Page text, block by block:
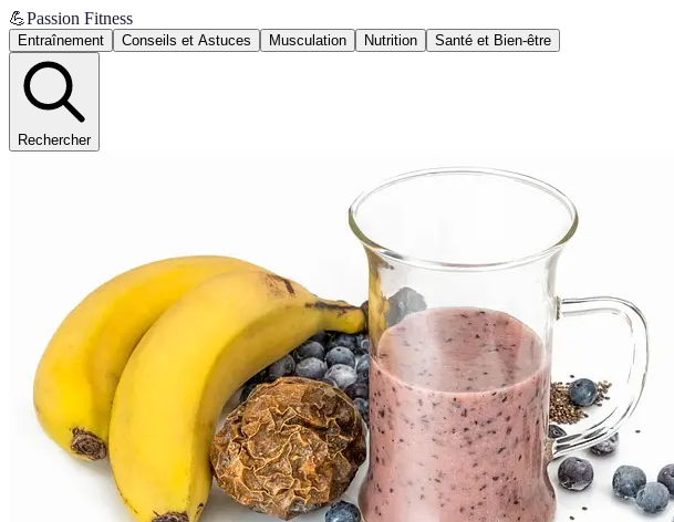
💪Passion Fitness
Entraînement Conseils et Astuces Musculation Nutrition Santé et Bien-être
Rechercher